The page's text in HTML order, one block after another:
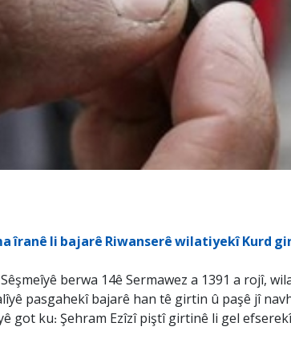
îranê li bajarê Riwanserê wilatiyekî Kurd
berwa 14ê Sermawez a 1391 a rojî,
pasgahekî bajarê han tê girtin û paşê jî
got ku: Şehram Ezîzî piştî girtinê li gel